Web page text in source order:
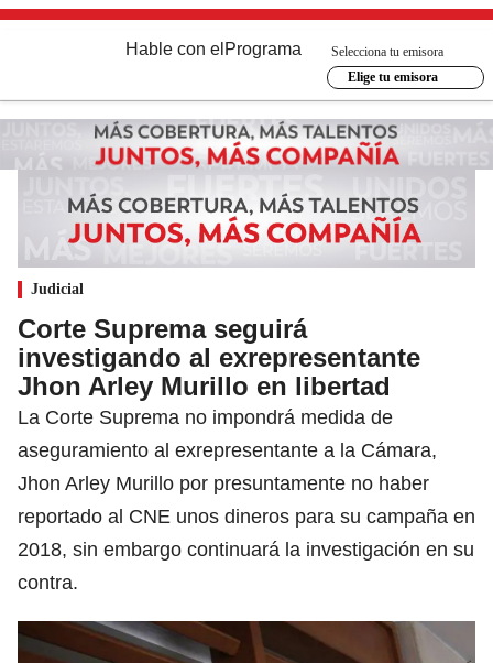
Hable con el Programa
Selecciona tu emisora
Elige tu emisora
Judicial
Corte Suprema seguirá
investigando al exrepresentante
Jhon Arley Murillo en libertad
La Corte Suprema no impondrá medida de
aseguramiento al exrepresentante a la Cámara,
Jhon Arley Murillo por presuntamente no haber
reportado al CNE unos dineros para su campaña en
2018, sin embargo continuará la investigación en su
contra.